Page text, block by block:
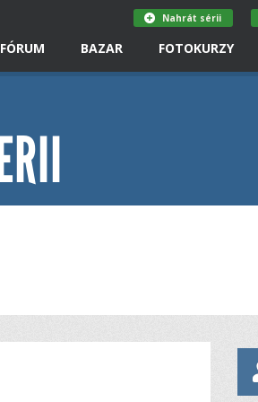
FÓRUM BAZAR FOTOKURZY
Nahrát sérii